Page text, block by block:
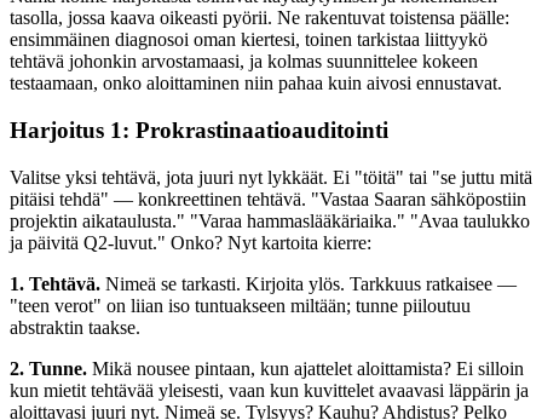
tasolla, jossa kaava oikeasti pyörii. Ne rakentuvat toistensa päälle:
ensimmäinen diagnosoi oman kiertesi, toinen tarkistaa liittyykö
tehtävä johonkin arvostamaasi, ja kolmas suunnittelee kokeen
testaamaan, onko aloittaminen niin pahaa kuin aivosi ennustavat.
Harjoitus 1: Prokrastinaatioauditointi
Valitse yksi tehtävä, jota juuri nyt lykkäät. Ei "töitä" tai "se juttu mitä
pitäisi tehdä" — konkreettinen tehtävä. "Vastaa Saaran sähköpostiin
projektin aikataulusta." "Varaa hammaslääkäriaika." "Avaa taulukko
ja päivitä Q2-luvut." Onko? Nyt kartoita kierre:
1. Tehtävä. Nimeä se tarkasti. Kirjoita ylös. Tarkkuus ratkaisee —
"teen verot" on liian iso tuntuakseen miltään; tunne piiloutuu
abstraktin taakse.
2. Tunne. Mikä nousee pintaan, kun ajattelet aloittamista? Ei silloin
kun mietit tehtävää yleisesti, vaan kun kuvittelet avaavasi läppärin ja
aloittavasi juuri nyt. Nimeä se. Tylsyys? Kauhu? Ahdistus? Pelko